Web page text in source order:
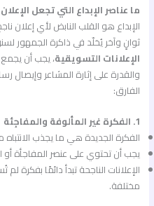
ما عناصر الإبداع التي تجعل
الإبداع هو القلب النابض لأي إعلان
ثوانٍ وآخر يُخلّد في ذاكرة الجمهور
الإعلانات التسويقية، يجب أن يجمع
والقدرة على إثارة المشاعر وإيصال
الفارق:
1. الفكرة غير المألوفة والمفاجِئة
الفكرة الجديدة هي ما يجذب الانتباه
يجب أن تحتوي على عنصر المفاجأة أو
الإعلانات الناجحة تبدأ دائمًا بفكرة
مختلفة.